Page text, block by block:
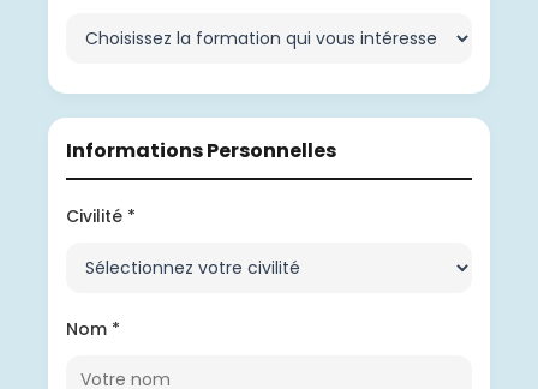
Informations Personnelles
Civilité *
Nom *